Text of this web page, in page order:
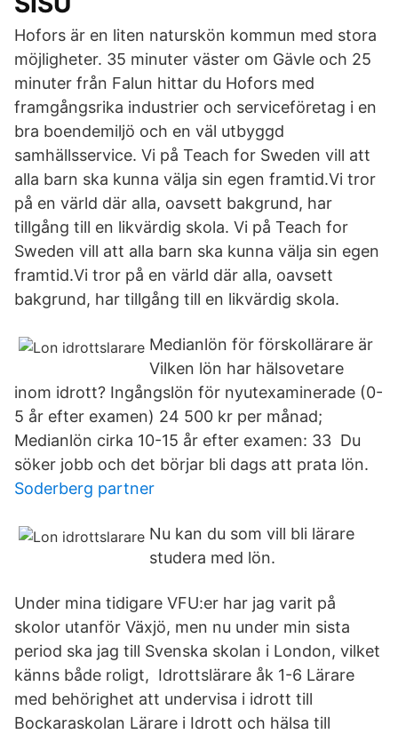
Hofors är en liten naturskön kommun med stora
möjligheter. 35 minuter väster om Gävle och 25
minuter från Falun hittar du Hofors med
framgångsrika industrier och serviceföretag i en
bra boendemiljö och en väl utbyggd
samhällsservice. Vi på Teach for Sweden vill att
alla barn ska kunna välja sin egen framtid.Vi tror
på en värld där alla, oavsett bakgrund, har
tillgång till en likvärdig skola. Vi på Teach for
Sweden vill att alla barn ska kunna välja sin egen
framtid.Vi tror på en värld där alla, oavsett
bakgrund, har tillgång till en likvärdig skola.
Medianlön för förskollärare är
Vilken lön har hälsovetare
inom idrott? Ingångslön för nyutexaminerade (0-
5 år efter examen) 24 500 kr per månad;
Medianlön cirka 10-15 år efter examen: 33 Du
söker jobb och det börjar bli dags att prata lön.
Soderberg partner
Nu kan du som vill bli lärare
studera med lön.
Under mina tidigare VFU:er har jag varit på
skolor utanför Växjö, men nu under min sista
period ska jag till Svenska skolan i London, vilket
känns både roligt, Idrottslärare åk 1-6 Lärare
med behörighet att undervisa i idrott till
Bockaraskolan Lärare i Idrott och hälsa till